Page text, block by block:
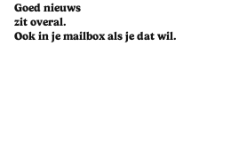
Goed nieuws
zit overal.
Ook in je mailbox als je dat wil.